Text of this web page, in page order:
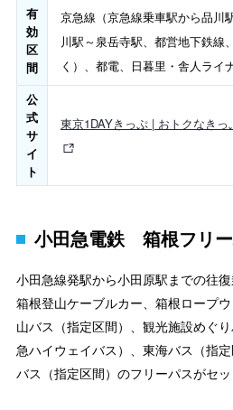
有
効
区
間
京急線（京急線乗車駅から品川
川駅～泉岳寺駅、都営地下鉄線
く）、都電、日暮里・舎人ライ
公
式
サ
イ
ト
東京1DAYきっぷ | おトクなき
小田急電鉄 箱根フリ
小田急線発駅から小田原駅までの往復
箱根登山ケーブルカー、箱根ロープ
山バス（指定区間）、観光施設めぐ
急ハイウェイバス）、東海バス（指
バス（指定区間）のフリーパスがセッ